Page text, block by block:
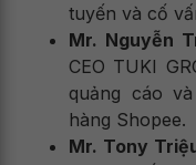
tuyến và cố
Mr. Nguyễn
CEO TUKI
quảng cáo
hàng Shopee.
Mr. Tony